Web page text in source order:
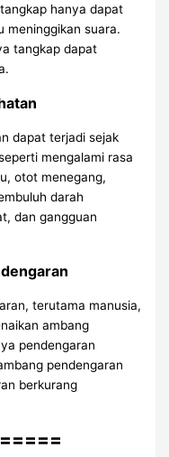
hanya dapat
meninggikan suara.
tangkap dapat
dapat terjadi sejak
mengalami rasa
otot menegang,
darah
dan gangguan
terutama manusia,
ambang
pendengaran
pendengaran
berkurang